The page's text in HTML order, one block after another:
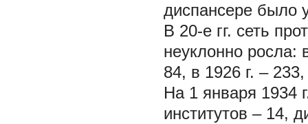
диспансере было
В 20-е гг. сеть
неуклонно росла:
84, в 1926 г. –
На 1 января 1934
институтов – 14,